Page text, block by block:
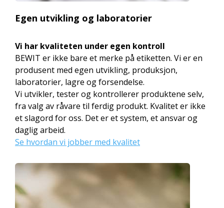
Egen utvikling og laboratorier
Vi har kvaliteten under egen kontroll
BEWIT er ikke bare et merke på etiketten. Vi er en
produsent med egen utvikling, produksjon,
laboratorier, lagre og forsendelse.
Vi utvikler, tester og kontrollerer produktene selv,
fra valg av råvare til ferdig produkt. Kvalitet er ikke
et slagord for oss. Det er et system, et ansvar og
daglig arbeid.
Se hvordan vi jobber med kvalitet